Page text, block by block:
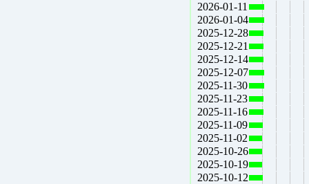
2026-01-11
2026-01-04
2025-12-28
2025-12-21
2025-12-14
2025-12-07
2025-11-30
2025-11-23
2025-11-16
2025-11-09
2025-11-02
2025-10-26
2025-10-19
2025-10-12